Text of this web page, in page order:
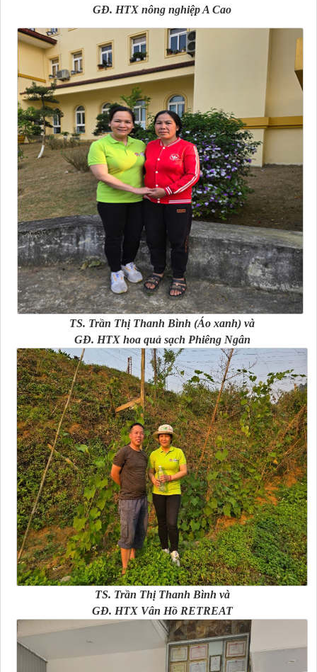
GĐ. HTX nông nghiệp A Cao
TS. Trần Thị Thanh Bình (Áo xanh) và
GĐ. HTX hoa quả sạch Phiêng Ngân
TS. Trần Thị Thanh Bình và
GĐ. HTX Vân Hồ RETREAT